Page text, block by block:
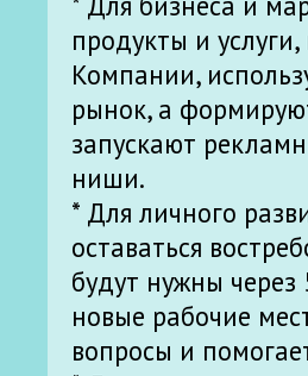
продукты и
Компании,
рынок, а
запускают
ниши.
* Для личного
оставаться
будут нужны через
новые рабочие
вопросы и